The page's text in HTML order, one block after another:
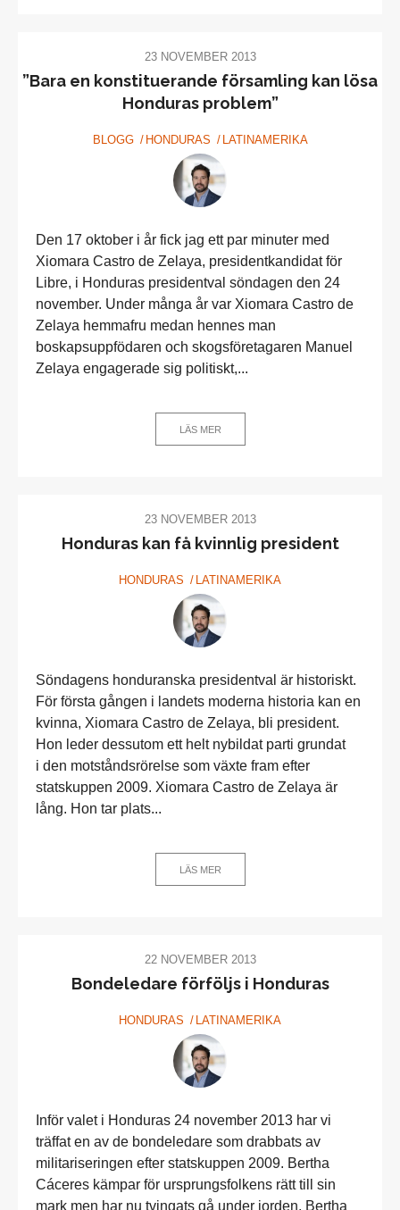
23 NOVEMBER 2013
”Bara en konstituerande församling kan lösa
Honduras problem”
BLOGG HONDURAS LATINAMERIKA
Den 17 oktober i år fick jag ett par minuter med
Xiomara Castro de Zelaya, presidentkandidat för
Libre, i Honduras presidentval söndagen den 24
november. Under många år var Xiomara Castro de
Zelaya hemmafru medan hennes man
boskapsuppfödaren och skogsföretagaren Manuel
Zelaya engagerade sig politiskt,...
LÄS MER
23 NOVEMBER 2013
Honduras kan få kvinnlig president
HONDURAS LATINAMERIKA
Söndagens honduranska presidentval är historiskt.
För första gången i landets moderna historia kan en
kvinna, Xiomara Castro de Zelaya, bli president.
Hon leder dessutom ett helt nybildat parti grundat
i den motståndsrörelse som växte fram efter
statskuppen 2009. Xiomara Castro de Zelaya är
lång. Hon tar plats...
LÄS MER
22 NOVEMBER 2013
Bondeledare förföljs i Honduras
HONDURAS LATINAMERIKA
Inför valet i Honduras 24 november 2013 har vi
träffat en av de bondeledare som drabbats av
militariseringen efter statskuppen 2009. Bertha
Cáceres kämpar för ursprungsfolkens rätt till sin
mark men har nu tvingats gå under jorden. Bertha